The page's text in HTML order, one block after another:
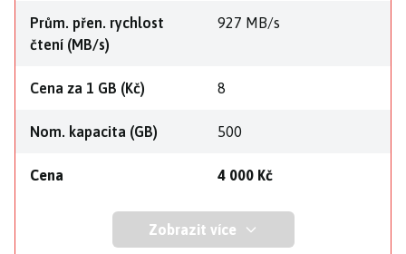
Prům. přen. rychlost
čtení (MB/s)
927 MB/s
Cena za 1 GB (Kč) 8
Nom. kapacita (GB) 500
Cena 4 000 Kč
Zobrazit více